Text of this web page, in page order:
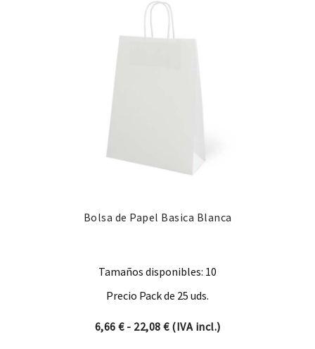
Bolsa de Papel Basica Blanca
Tamaños disponibles: 10
Precio Pack de 25 uds.
6,66 € - 22,08 €Rango de precios: desde
(IVA incl.)